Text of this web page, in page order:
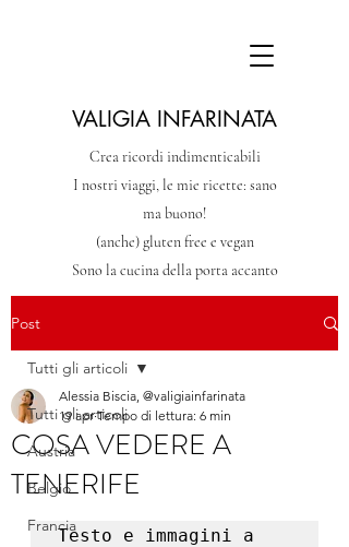
VALIGIA INFARINATA
Crea ricordi indimenticabili
I nostri viaggi, le mie ricette: sano
ma buono!
(anche) gluten free e vegan
Sono la cucina della porta accanto
Post
Tutti gli articoli
Austria
Belgio
Francia
Tutti gli articoli
COSA VEDERE A
TENERIFE
Alessia Biscia, @valigiainfarinata
19 apr Tempo di lettura: 6 min
Testo e immagini a